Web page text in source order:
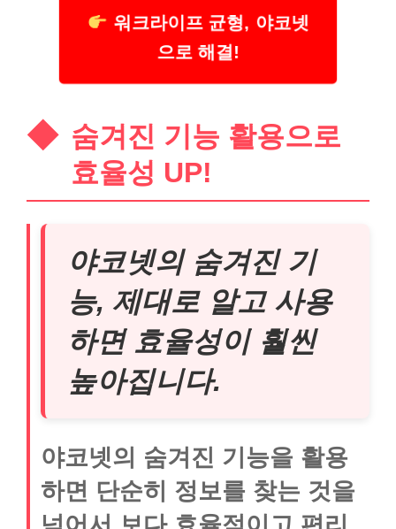
워크라이프 균형, 야코넷
으로 해결!
숨겨진 기능 활용으로
효율성 UP!
야코넷의 숨겨진 기
능, 제대로 알고 사용
하면 효율성이 훨씬
높아집니다.
야코넷의 숨겨진 기능을 활용
하면 단순히 정보를 찾는 것을